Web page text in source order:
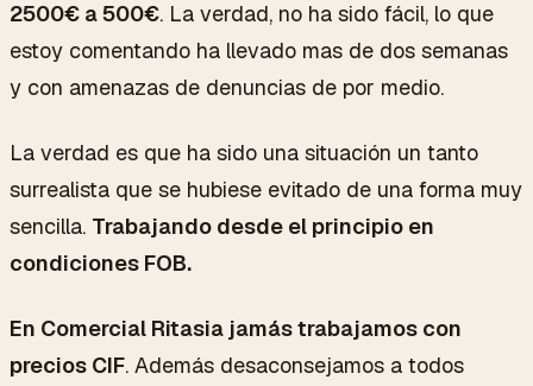
2500€ a 500€. La verdad, no ha sido fácil, lo que
estoy comentando ha llevado mas de dos semanas
y con amenazas de denuncias de por medio.
La verdad es que ha sido una situación un tanto
surrealista que se hubiese evitado de una forma muy
sencilla. Trabajando desde el principio en
condiciones FOB.
En Comercial Ritasia jamás trabajamos con
precios CIF. Además desaconsejamos a todos